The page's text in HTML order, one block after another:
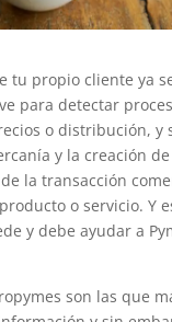
tu propio cliente ya
para detectar
o distribución, y
y la creación
la transacción
o servicio. Y
y debe ayudar a
son las que